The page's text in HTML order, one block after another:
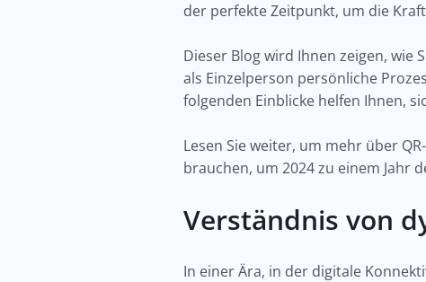
der perfekte Zeitpunkt, um die
Dieser Blog wird Ihnen zeigen, wie
als Einzelperson persönliche
folgenden Einblicke helfen Ihnen,
Lesen Sie weiter, um mehr über
brauchen, um 2024 zu einem Jahr
Verständnis von
In einer Ära, in der digitale